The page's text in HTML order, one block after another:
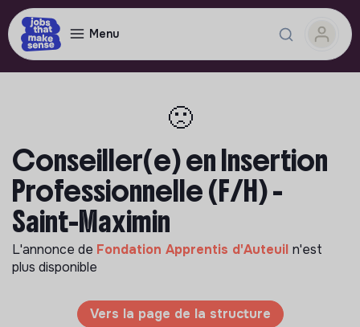
Menu
🙁
Conseiller(e) en Insertion
Professionnelle (F/H) -
Saint-Maximin
L'annonce de Fondation Apprentis d'Auteuil n'est
plus disponible
Vers la page de la structure